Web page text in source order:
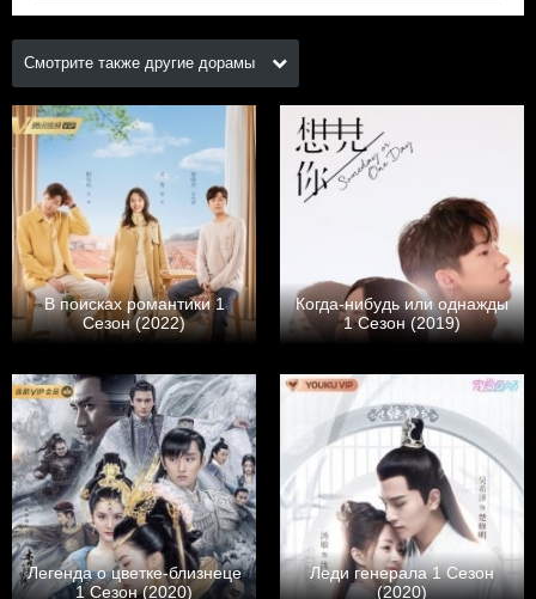
Смотрите также другие дорамы
В поисках романтики 1
Сезон (2022)
Когда-нибудь или однажды
1 Сезон (2019)
Легенда о цветке-близнеце
1 Сезон (2020)
Леди генерала 1 Сезон
(2020)